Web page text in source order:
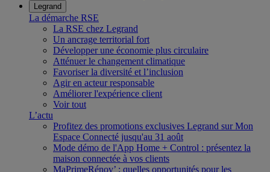
Legrand
La démarche RSE
La RSE chez Legrand
Un ancrage territorial fort
Développer une économie plus circulaire
Atténuer le changement climatique
Favoriser la diversité et l’inclusion
Agir en acteur responsable
Améliorer l'expérience client
Voir tout
L’actu
Profitez des promotions exclusives Legrand sur Mon
Espace Connecté jusqu'au 31 août
Mode démo de l'App Home + Control : présentez la
maison connectée à vos clients
MaPrimeRénov’ : quelles opportunités pour les